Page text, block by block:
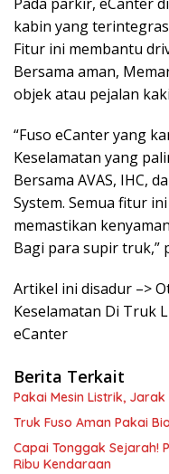
kabin yang
Fitur ini membantu
Bersama aman,
objek atau pejalan
“Fuso eCanter yang
Keselamatan yang
Bersama AVAS, IHC,
System. Semua fitur
memastikan
Bagi para supir truk,”
Artikel ini disadur –>
Keselamatan Di Truk
eCanter
Berita Terkait
Pakai Mesin Listrik, Jarak
Truk Fuso Aman Pakai
Capai Tonggak Sejarah!
Ribu Kendaraan